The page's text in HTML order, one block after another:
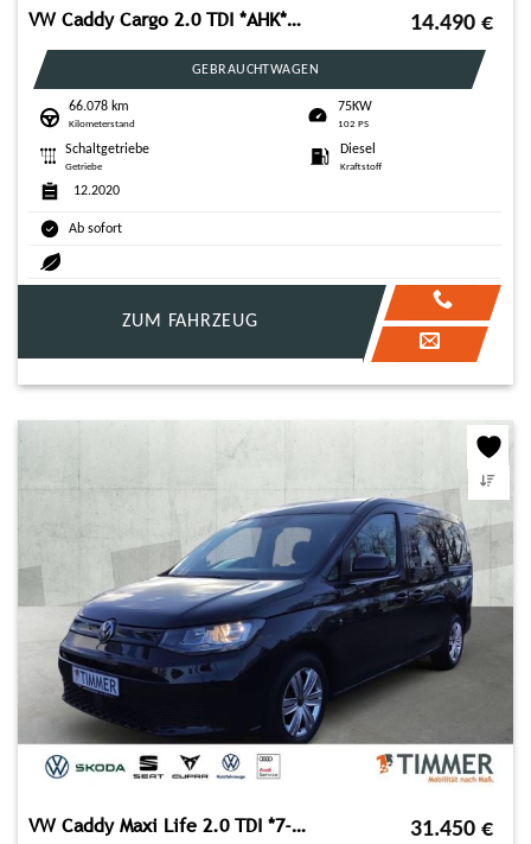
VW Caddy Cargo 2.0 TDI *AHK*NAVI*ACC*KLIMA* 14.490 €
GEBRAUCHTWAGEN
66.078 km
Kilometerstand
75KW
102 PS
Schaltgetriebe
Getriebe
Diesel
Kraftstoff
12.2020
Ab sofort
ZUM FAHRZEUG
VW Caddy Maxi Life 2.0 TDI *7-SITZER*GJR*RKAM*PDC*5 31.450 €